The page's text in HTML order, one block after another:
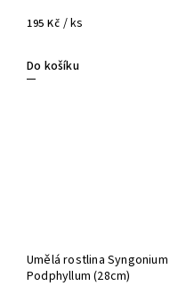
195 Kč / ks
Do košíku
Umělá rostlina Syngonium
Podphyllum (28cm)